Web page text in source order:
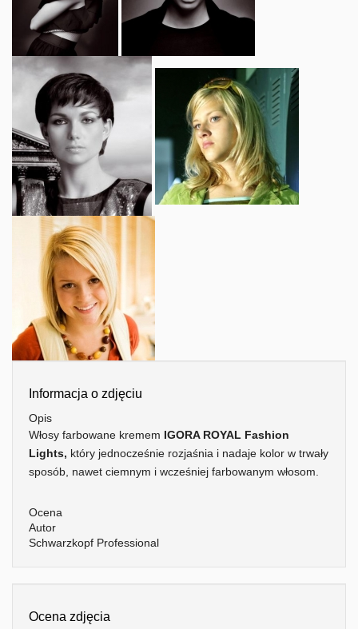
Informacja o zdjęciu
Opis
Włosy farbowane kremem IGORA ROYAL Fashion
Lights, który jednocześnie rozjaśnia i nadaje kolor w trwały
sposób, nawet ciemnym i wcześniej farbowanym włosom.
Ocena
Autor
Schwarzkopf Professional
Ocena zdjęcia